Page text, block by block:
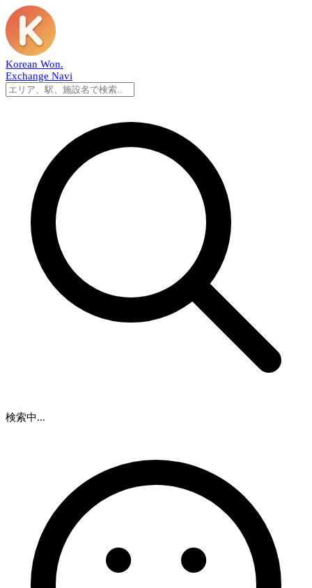
Korean Won.
Exchange Navi
検索中...